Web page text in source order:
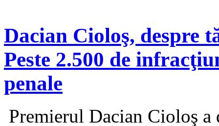
Dacian Cioloş, despre
Peste 2.500 de
penale
Premierul Dacian Cioloş